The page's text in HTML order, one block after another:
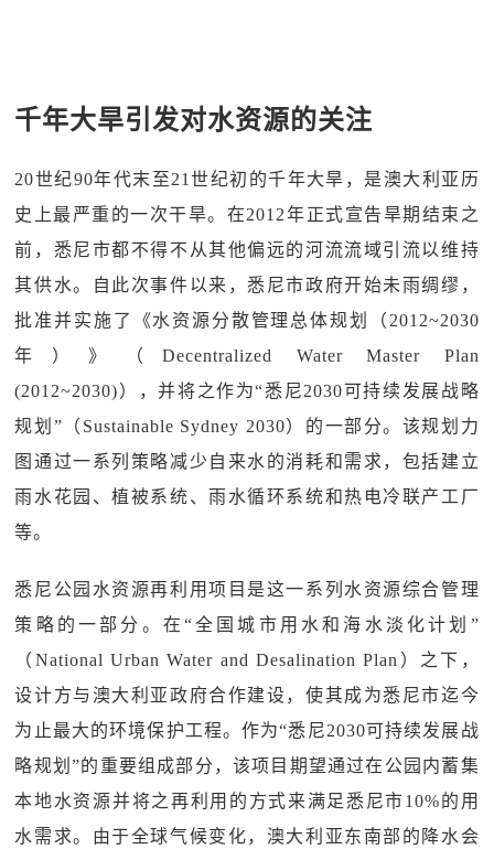
千年大旱引发对水资源的关注
20世纪90年代末至21世纪初的千年大旱，是澳大利亚历
史上最严重的一次干旱。在2012年正式宣告旱期结束之
前，悉尼市都不得不从其他偏远的河流流域引流以维持
其供水。自此次事件以来，悉尼市政府开始未雨绸缪，
批准并实施了《水资源分散管理总体规划（2012~2030
年）》（Decentralized Water Master Plan
(2012~2030)），并将之作为“悉尼2030可持续发展战略
规划”（Sustainable Sydney 2030）的一部分。该规划力
图通过一系列策略减少自来水的消耗和需求，包括建立
雨水花园、植被系统、雨水循环系统和热电冷联产工厂
等。
悉尼公园水资源再利用项目是这一系列水资源综合管理
策略的一部分。在“全国城市用水和海水淡化计划”
（National Urban Water and Desalination Plan）之下，
设计方与澳大利亚政府合作建设，使其成为悉尼市迄今
为止最大的环境保护工程。作为“悉尼2030可持续发展战
略规划”的重要组成部分，该项目期望通过在公园内蓄集
本地水资源并将之再利用的方式来满足悉尼市10%的用
水需求。由于全球气候变化，澳大利亚东南部的降水会